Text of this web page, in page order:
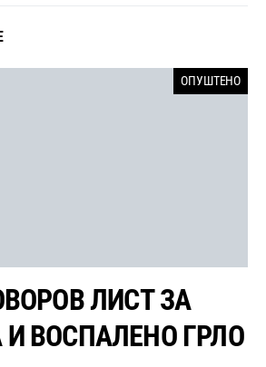
ОПУШТЕНО
ЛИСТ ЗА
ВОСПАЛЕНО ГРЛО